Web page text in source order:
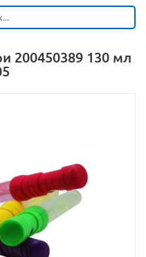
200450389 130 мл